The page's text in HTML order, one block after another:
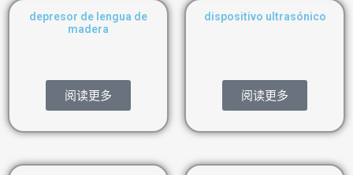
depresor de lengua de
madera
阅读更多
dispositivo ultrasónico
阅读更多